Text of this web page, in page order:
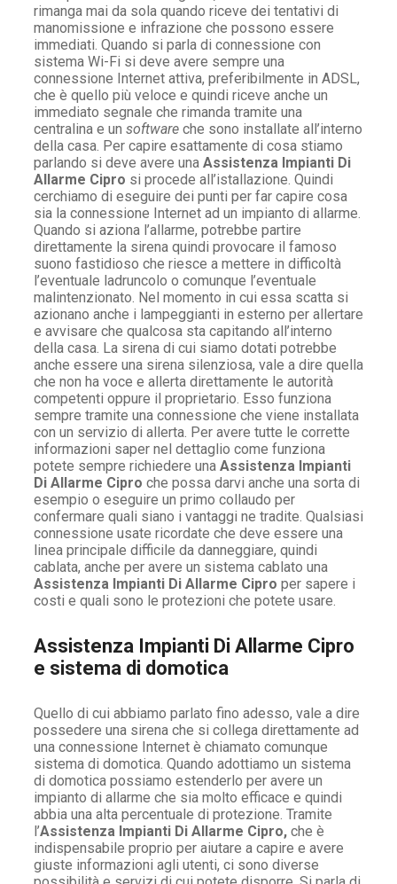
rimanga mai da sola quando riceve dei tentativi di
manomissione e infrazione che possono essere
immediati. Quando si parla di connessione con
sistema Wi-Fi si deve avere sempre una
connessione Internet attiva, preferibilmente in ADSL,
che è quello più veloce e quindi riceve anche un
immediato segnale che rimanda tramite una
centralina e un software che sono installate all’interno
della casa. Per capire esattamente di cosa stiamo
parlando si deve avere una Assistenza Impianti Di
Allarme Cipro si procede all’istallazione. Quindi
cerchiamo di eseguire dei punti per far capire cosa
sia la connessione Internet ad un impianto di allarme.
Quando si aziona l’allarme, potrebbe partire
direttamente la sirena quindi provocare il famoso
suono fastidioso che riesce a mettere in difficoltà
l’eventuale ladruncolo o comunque l’eventuale
malintenzionato. Nel momento in cui essa scatta si
azionano anche i lampeggianti in esterno per allertare
e avvisare che qualcosa sta capitando all’interno
della casa. La sirena di cui siamo dotati potrebbe
anche essere una sirena silenziosa, vale a dire quella
che non ha voce e allerta direttamente le autorità
competenti oppure il proprietario. Esso funziona
sempre tramite una connessione che viene installata
con un servizio di allerta. Per avere tutte le corrette
informazioni saper nel dettaglio come funziona
potete sempre richiedere una Assistenza Impianti
Di Allarme Cipro che possa darvi anche una sorta di
esempio o eseguire un primo collaudo per
confermare quali siano i vantaggi ne tradite. Qualsiasi
connessione usate ricordate che deve essere una
linea principale difficile da danneggiare, quindi
cablata, anche per avere un sistema cablato una
Assistenza Impianti Di Allarme Cipro per sapere i
costi e quali sono le protezioni che potete usare.
Assistenza Impianti Di Allarme Cipro
e sistema di domotica
Quello di cui abbiamo parlato fino adesso, vale a dire
possedere una sirena che si collega direttamente ad
una connessione Internet è chiamato comunque
sistema di domotica. Quando adottiamo un sistema
di domotica possiamo estenderlo per avere un
impianto di allarme che sia molto efficace e quindi
abbia una alta percentuale di protezione. Tramite
l’Assistenza Impianti Di Allarme Cipro, che è
indispensabile proprio per aiutare a capire e avere
giuste informazioni agli utenti, ci sono diverse